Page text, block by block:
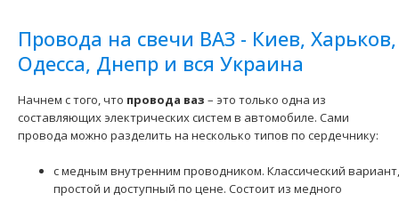
Жгут проводки подключения электроусилителя руля
1124 грн.
Провода на свечи ВАЗ - Киев, Харьков,
Одесса, Днепр и вся Украина
Начнем с того, что провода ваз – это только одна из
составляющих электрических систем в автомобиле. Сами
провода можно разделить на несколько типов по сердечнику:
с медным внутренним проводником. Классический вариант,
простой и доступный по цене. Состоит из медного